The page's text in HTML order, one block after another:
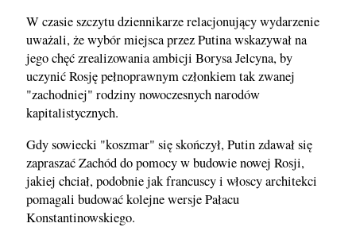
W czasie szczytu dziennikarze relacjonujący wydarzenie
uważali, że wybór miejsca przez Putina wskazywał na
jego chęć zrealizowania ambicji Borysa Jelcyna, by
uczynić Rosję pełnoprawnym członkiem tak zwanej
"zachodniej" rodziny nowoczesnych narodów
kapitalistycznych.
Gdy sowiecki "koszmar" się skończył, Putin zdawał się
zapraszać Zachód do pomocy w budowie nowej Rosji,
jakiej chciał, podobnie jak francuscy i włoscy architekci
pomagali budować kolejne wersje Pałacu
Konstantinowskiego.